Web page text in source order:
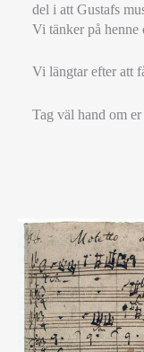
del i att Gustafs
Vi tänker på henne
Vi längtar efter att
Tag väl hand om